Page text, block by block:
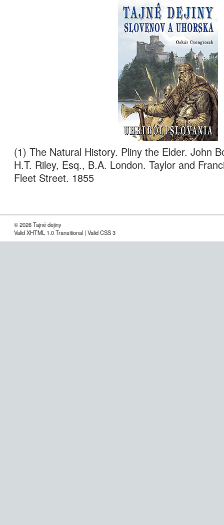
(1) The Natural History. Pliny the Elder. John
H.T. Riley, Esq., B.A. London. Taylor and
Fleet Street. 1855
© 2026 Tajné dejiny
Valid XHTML 1.0 Transitional | Valid CSS 3